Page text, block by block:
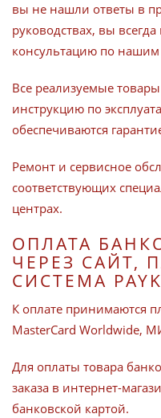
вы не нашли ответы в
руководствах, вы
консультацию по
Все реализуемые
инструкцию по
обеспечиваются
Ремонт и сервисное
соответствующих
центрах.
ОПЛАТА
ЧЕРЕЗ САЙТ,
СИСТЕМА
К оплате принимаются
MasterCard Worldwide,
Для оплаты товара
заказа в интернет-
банковской картой.